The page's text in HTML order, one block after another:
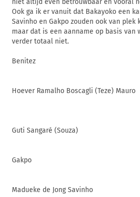
niet altijd even betrouwbaar en vooral
Ook ga ik er vanuit dat Bakayoko een
Savinho en Gakpo zouden ook van plek
maar dat is een aanname op basis van
verder totaal niet.
Benitez
Hoever Ramalho Boscagli (Teze) Mauro
Guti Sangaré (Souza)
Gakpo
Madueke de Jong Savinho